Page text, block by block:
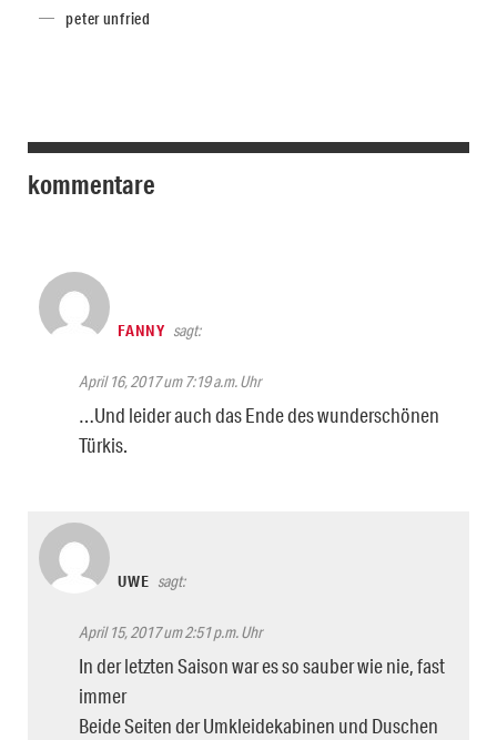
peter unfried
kommentare
FANNY sagt:
April 16, 2017 um 7:19 a.m. Uhr
…Und leider auch das Ende des wunderschönen
Türkis.
UWE sagt:
April 15, 2017 um 2:51 p.m. Uhr
In der letzten Saison war es so sauber wie nie, fast
immer
Beide Seiten der Umkleidekabinen und Duschen